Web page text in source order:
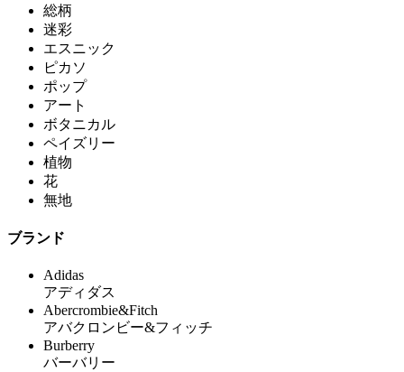
総柄
迷彩
エスニック
ピカソ
ポップ
アート
ボタニカル
ペイズリー
植物
花
無地
ブランド
Adidas
アディダス
Abercrombie&Fitch
アバクロンビー&フィッチ
Burberry
バーバリー